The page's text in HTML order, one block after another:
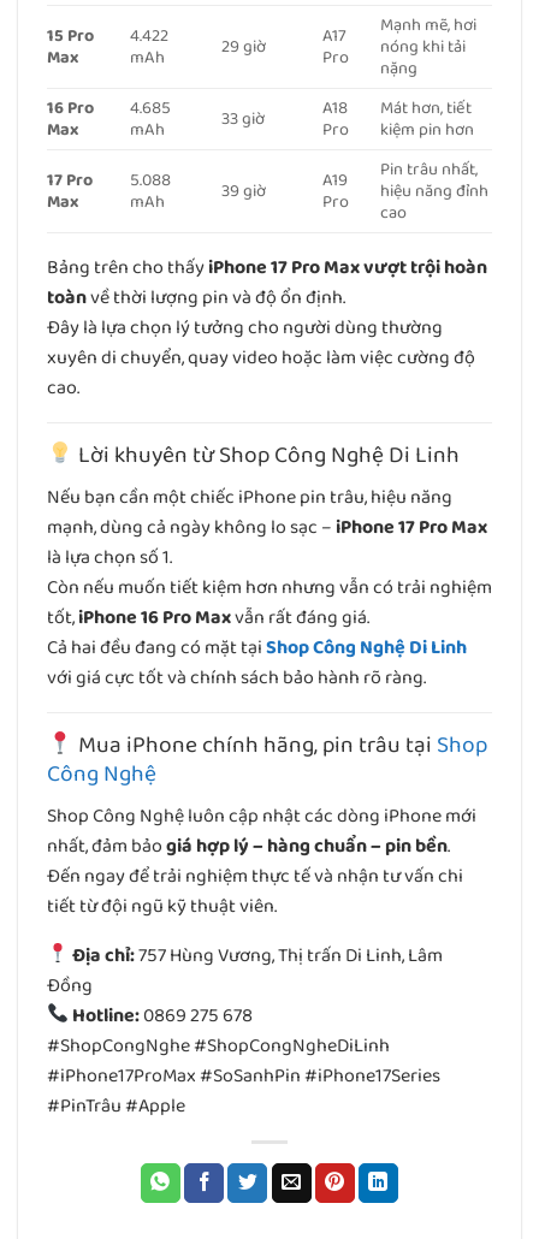
15 Pro
Max
4.422
mAh 29 giờ A17
Pro
Mạnh mẽ, hơi
nóng khi tải
nặng
16 Pro
Max
4.685
mAh 33 giờ A18
Pro
Mát hơn, tiết
kiệm pin hơn
17 Pro
Max
5.088
mAh 39 giờ A19
Pro
Pin trâu nhất,
hiệu năng đỉnh
cao
Bảng trên cho thấyiPhone 17 Pro Max vượt trội hoàn
toànvề thời lượng pin và độ ổn định.
Đây là lựa chọn lý tưởng cho người dùng thường
xuyên di chuyển, quay video hoặc làm việc cường độ
cao.
Lời khuyên từ Shop Công Nghệ Di Linh
Nếu bạn cần một chiếc iPhone pin trâu, hiệu năng
mạnh, dùng cả ngày không lo sạc – iPhone 17 Pro Max
là lựa chọn số 1.
Còn nếu muốn tiết kiệm hơn nhưng vẫn có trải nghiệm
tốt,iPhone 16 Pro Maxvẫn rất đáng giá.
Cả hai đều đang có mặt tạiShop Công Nghệ Di Linh
với giá cực tốt và chính sách bảo hành rõ ràng.
Mua iPhone chính hãng, pin trâu tạiShop
Công Nghệ
Shop Công Nghệ luôn cập nhật các dòng iPhone mới
nhất, đảm bảogiá hợp lý – hàng chuẩn – pin bền.
Đến ngay để trải nghiệm thực tế và nhận tư vấn chi
tiết từ đội ngũ kỹ thuật viên.
Địa chỉ:757 Hùng Vương, Thị trấn Di Linh, Lâm
Đồng
Hotline:0869 275 678
#ShopCongNghe #ShopCongNgheDiLinh
#iPhone17ProMax #SoSanhPin #iPhone17Series
#PinTrâu #Apple